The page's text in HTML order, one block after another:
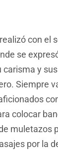
con el
se
carisma y
Siempre
colocar
muletazos
por la